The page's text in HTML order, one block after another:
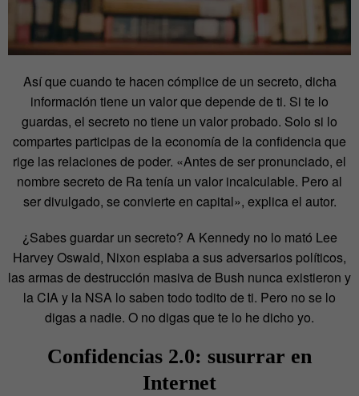
Así que cuando te hacen cómplice de un secreto, dicha
información tiene un valor que depende de ti. Si te lo
guardas, el secreto no tiene un valor probado. Solo si lo
compartes participas de la economía de la confidencia que
rige las relaciones de poder. «Antes de ser pronunciado, el
nombre secreto de Ra tenía un valor incalculable. Pero al
ser divulgado, se convierte en capital», explica el autor.
¿Sabes guardar un secreto? A Kennedy no lo mató Lee
Harvey Oswald, Nixon espiaba a sus adversarios políticos,
las armas de destrucción masiva de Bush nunca existieron y
la CIA y la NSA lo saben todo todito de ti. Pero no se lo
digas a nadie. O no digas que te lo he dicho yo.
Confidencias 2.0: susurrar en
Internet